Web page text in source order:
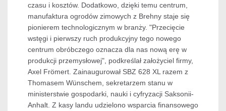
czasu i kosztów. Dodatkowo, dzięki temu centrum,
manufaktura ogrodów zimowych z Brehny staje się
pionierem technologicznym w branży. "Przecięcie
wstęgi i pierwszy ruch produkcyjny tego nowego
centrum obróbczego oznacza dla nas nową erę w
produkcji przemysłowej", podkreślał założyciel firmy,
Axel Frömert. Zainaugurował SBZ 628 XL razem z
Thomasem Wünschem, sekretarzem stanu w
ministerstwie gospodarki, nauki i cyfryzacji Saksonii-
Anhalt. Z kasy landu udzielono wsparcia finansowego